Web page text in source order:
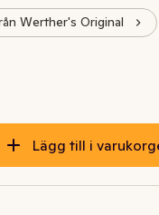
Werther's Original
22,67 kr
kr /kg
Lägg till i